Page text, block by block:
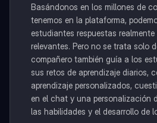
Basándonos en los millones de
tenemos en la plataforma,
estudiantes respuestas
relevantes. Pero no se trata solo
compañero también guía a los
sus retos de aprendizaje diarios,
aprendizaje personalizados,
en el chat y una personalización
las habilidades y el desarrollo de